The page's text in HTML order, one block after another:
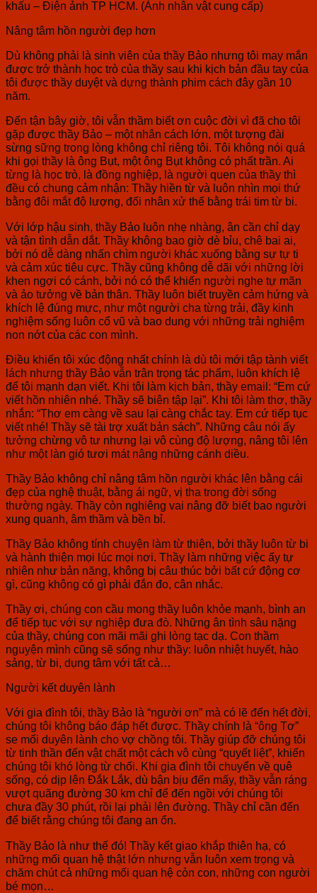
khấu – Điện ảnh TP HCM. (Ảnh nhân vật cung cấp)
Nâng tâm hồn người đẹp hơn
Dù không phải là sinh viên của thầy Bảo nhưng tôi may mắn
được trở thành học trò của thầy sau khi kịch bản đầu tay của
tôi được thầy duyệt và dựng thành phim cách đây gần 10
năm.
Đến tận bây giờ, tôi vẫn thầm biết ơn cuộc đời vì đã cho tôi
gặp được thầy Bảo – một nhân cách lớn, một tượng đài
sừng sững trong lòng không chỉ riêng tôi. Tôi không nói quá
khi gọi thầy là ông Bụt, một ông Bụt không có phất trần. Ai
từng là học trò, là đồng nghiệp, là người quen của thầy thì
đều có chung cảm nhận: Thầy hiền từ và luôn nhìn mọi thứ
bằng đôi mắt độ lượng, đối nhân xử thế bằng trái tim từ bi.
Với lớp hậu sinh, thầy Bảo luôn nhẹ nhàng, ân cần chỉ dạy
và tận tình dẫn dắt. Thầy không bao giờ dè bỉu, chê bai ai,
bởi nó dễ dàng nhấn chìm người khác xuống bằng sự tự ti
và cảm xúc tiêu cực. Thầy cũng không dễ dãi với những lời
khen ngợi có cánh, bởi nó có thể khiến người nghe tự mãn
và ảo tưởng về bản thân. Thầy luôn biết truyền cảm hứng và
khích lệ đúng mực, như một người cha từng trải, đầy kinh
nghiệm sống luôn cổ vũ và bao dung với những trải nghiệm
non nớt của các con mình.
Điều khiến tôi xúc động nhất chính là dù tôi mới tập tành viết
lách nhưng thầy Bảo vẫn trân trọng tác phẩm, luôn khích lệ
để tôi mạnh dạn viết. Khi tôi làm kịch bản, thầy email: “Em cứ
viết hồn nhiên nhé. Thầy sẽ biên tập lại”. Khi tôi làm thơ, thầy
nhắn: “Thơ em càng về sau lại càng chắc tay. Em cứ tiếp tục
viết nhé! Thầy sẽ tài trợ xuất bản sách”. Những câu nói ấy
tưởng chừng vô tư nhưng lại vô cùng độ lượng, nâng tôi lên
như một làn gió tươi mát nâng những cánh diều.
Thầy Bảo không chỉ nâng tâm hồn người khác lên bằng cái
đẹp của nghệ thuật, bằng ái ngữ, vị tha trong đời sống
thường ngày. Thầy còn nghiêng vai nâng đỡ biết bao người
xung quanh, âm thầm và bền bỉ.
Thầy Bảo không tính chuyện làm từ thiện, bởi thầy luôn từ bi
và hành thiện mọi lúc mọi nơi. Thầy làm những việc ấy tự
nhiên như bản năng, không bị câu thúc bởi bất cứ động cơ
gì, cũng không có gì phải đắn đo, cân nhắc.
Thầy ơi, chúng con cầu mong thầy luôn khỏe mạnh, bình an
để tiếp tục với sự nghiệp đưa đò. Những ân tình sâu nặng
của thầy, chúng con mãi mãi ghi lòng tạc dạ. Con thầm
nguyện mình cũng sẽ sống như thầy: luôn nhiệt huyết, hào
sảng, từ bi, dụng tâm với tất cả…
Người kết duyên lành
Với gia đình tôi, thầy Bảo là “người ơn” mà có lẽ đến hết đời,
chúng tôi không báo đáp hết được. Thầy chính là “ông Tơ”
se mối duyên lành cho vợ chồng tôi. Thầy giúp đỡ chúng tôi
từ tinh thần đến vật chất một cách vô cùng “quyết liệt”, khiến
chúng tôi khó lòng từ chối. Khi gia đình tôi chuyển về quê
sống, có dịp lên Đắk Lắk, dù bận bịu đến mấy, thầy vẫn ráng
vượt quãng đường 30 km chỉ để đến ngồi với chúng tôi
chưa đầy 30 phút, rồi lại phải lên đường. Thầy chỉ cần đến
để biết rằng chúng tôi đang an ổn.
Thầy Bảo là như thế đó! Thầy kết giao khắp thiên hạ, có
những mối quan hệ thật lớn nhưng vẫn luôn xem trọng và
chăm chút cả những mối quan hệ cỏn con, những con người
bé mọn…